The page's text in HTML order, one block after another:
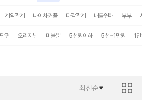
계약관계 나이차커플 다각관계 배틀연애 부부
단편 오리지널 미블뿐 5천원이하 5천~1만원 1
최신순